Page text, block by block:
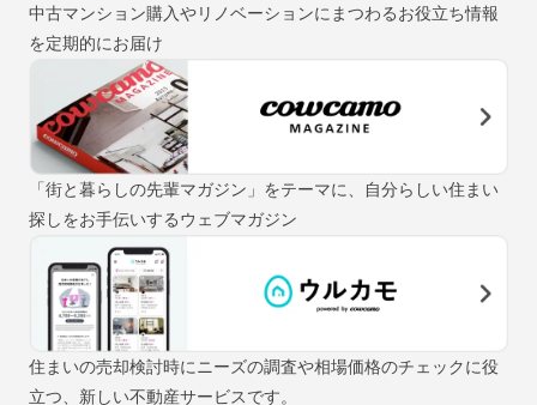
中古マンション購入やリノベーションにまつわるお役立ち情報
を定期的にお届け
「街と暮らしの先輩マガジン」をテーマに、自分らしい住まい
探しをお手伝いするウェブマガジン
住まいの売却検討時にニーズの調査や相場価格のチェックに役
立つ、新しい不動産サービスです。